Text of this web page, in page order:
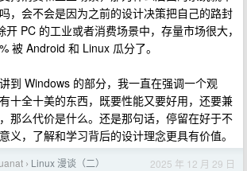
，会不会是因为之前的设计决策把自己的路封
PC 的工业或者消费场景中，存量市场很大，
被 Android 和 Linux 瓜分了。
到 Windows 的部分，我一直在强调一个观
十全十美的东西，既要性能又要好用，还要兼
那么代价是什么。还是那句话，停留在好于不
义，了解和学习背后的设计理念更具有价值。
› Linux 漫谈（二） 2025 年 12 月 29 日